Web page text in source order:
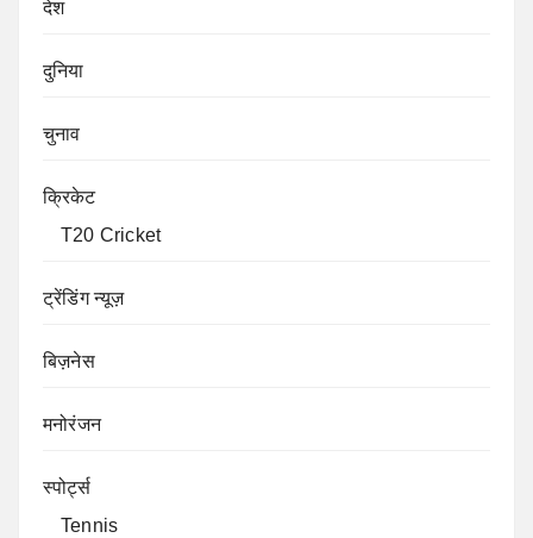
देश
दुनिया
चुनाव
क्रिकेट
T20 Cricket
ट्रेंडिंग न्यूज़
बिज़नेस
मनोरंजन
स्पोर्ट्स
Tennis